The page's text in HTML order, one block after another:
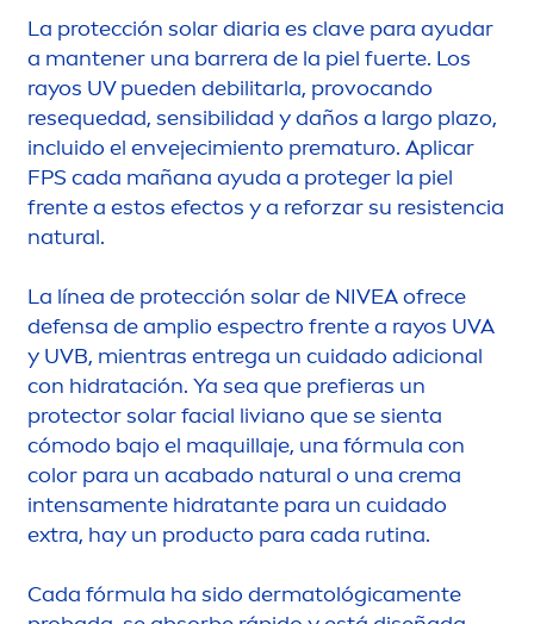
La protección solar diaria es clave para ayudar
a mantener una barrera de la piel fuerte. Los
rayos UV pueden debilitarla, provocando
resequedad, sensibilidad y daños a largo plazo,
incluido el envejecimiento prematuro. Aplicar
FPS cada mañana ayuda a proteger la piel
frente a estos efectos y a reforzar su resistencia
natural.
La línea de protección solar de NIVEAofrece
defensa de amplio espectro frente a rayos UVA
y UVB, mientras entrega un cuidado adicional
con hidratación. Ya sea que prefieras un
protector solar facial liviano que se sienta
cómodo bajo el maquillaje, una fórmula con
color para un acabado natural o una crema
intensamente hidratante para un cuidado
extra, hay un producto para cada rutina.
Cada fórmula ha sido dermatológicamente